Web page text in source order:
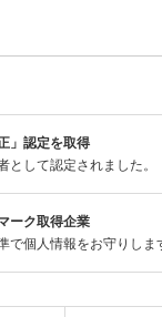
」認定を取得
として認定されました。
ーク取得企業
で個人情報をお守りしま